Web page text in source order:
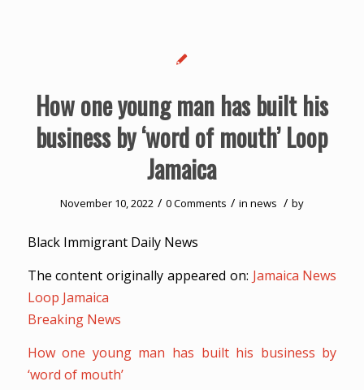
How one young man has built his
business by ‘word of mouth’ Loop
Jamaica
November 10, 2022 / 0 Comments / in news / by
Black Immigrant Daily News
The content originally appeared on: Jamaica News
Loop Jamaica
Breaking News
How one young man has built his business by
‘word of mouth’